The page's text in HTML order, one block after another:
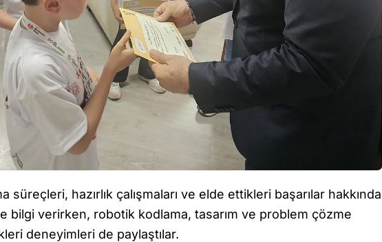
süreçleri, hazırlık çalışmaları ve elde ettikleri başarılar hakkında
bilgi verirken, robotik kodlama, tasarım ve problem çözme
deneyimleri de paylaştılar.